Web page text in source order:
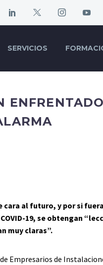
SERVICIOS
cara al futuro, y por si
19, se obtengan
muy claras”.
Empresarios de